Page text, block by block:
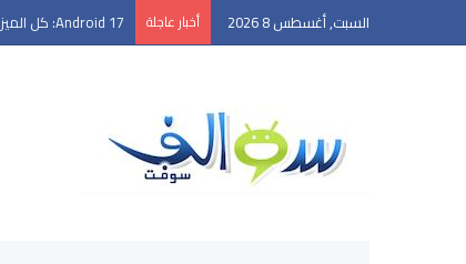
السبت, أغسطس 8 2026 أخبار عاجلة أخطاء شائعة تضعف